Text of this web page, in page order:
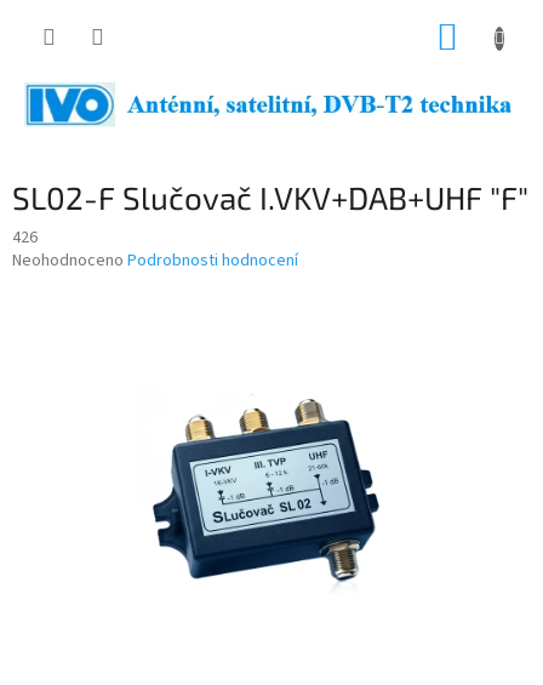
SL02-F Slučovač I.VKV+DAB+UHF "F"
426
Průměrné
Neohodnoceno Podrobnosti hodnocení